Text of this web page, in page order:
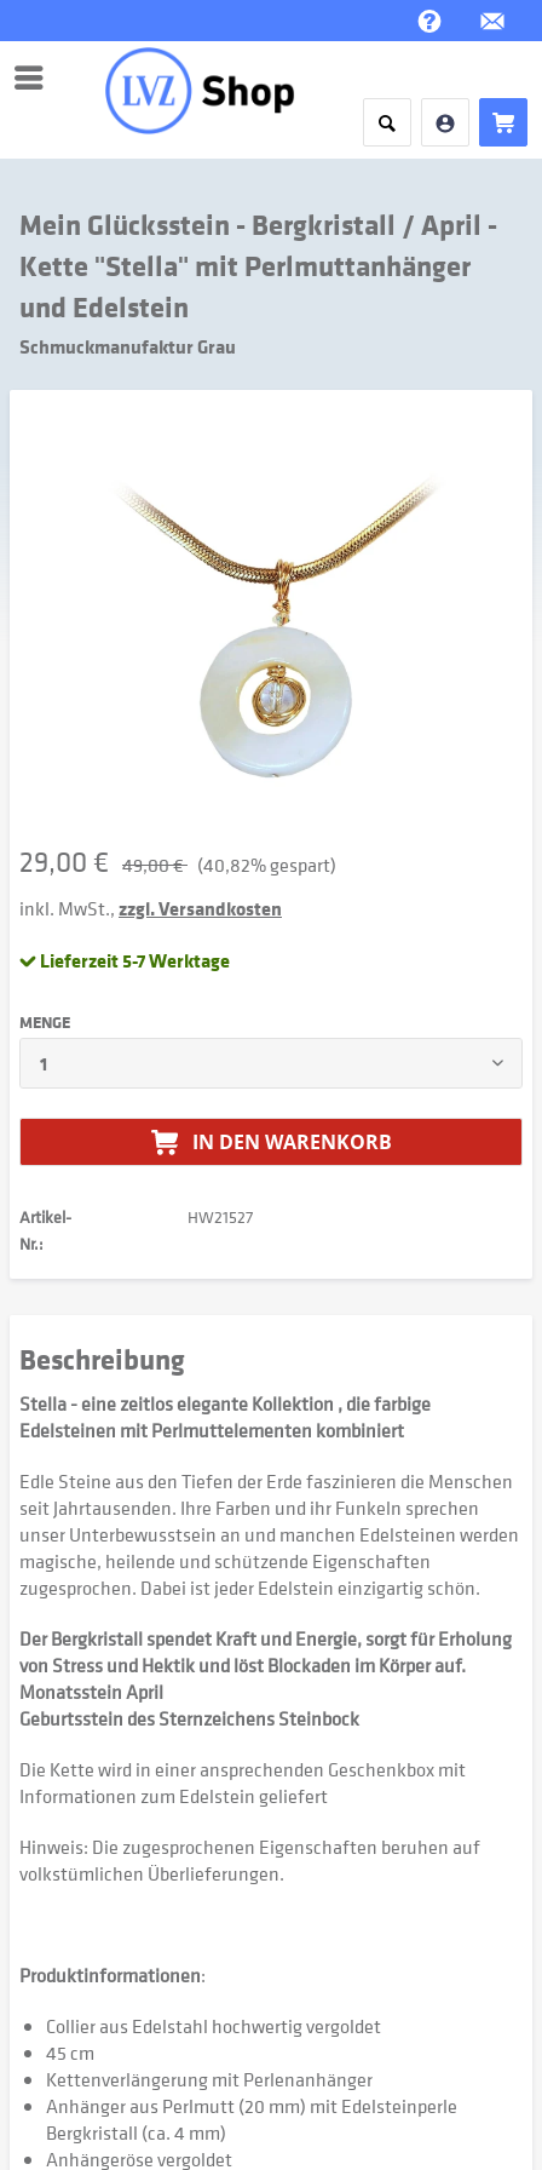
Menü
Mein Glücksstein - Bergkristall / April -
Kette "Stella" mit Perlmuttanhänger
und Edelstein
Schmuckmanufaktur Grau
29,00 € 49,00 € (40,82% gespart)
inkl. MwSt.,zzgl. Versandkosten
Lieferzeit 5-7 Werktage
MENGE
IN DEN WARENKORB
Artikel-
Nr.:
HW21527
Beschreibung
Stella - eine zeitlos elegante Kollektion , die farbige
Edelsteinen mit Perlmuttelementen kombiniert
Edle Steine aus den Tiefen der Erde faszinieren die Menschen
seit Jahrtausenden. Ihre Farben und ihr Funkeln sprechen
unser Unterbewusstsein an und manchen Edelsteinen werden
magische, heilende und schützende Eigenschaften
zugesprochen. Dabei ist jeder Edelstein einzigartig schön.
Der Bergkristall spendet Kraft und Energie, sorgt für Erholung
von Stress und Hektik und löst Blockaden im Körper auf.
Monatsstein April
Geburtsstein des Sternzeichens Steinbock
Die Kette wird in einer ansprechenden Geschenkbox mit
Informationen zum Edelstein geliefert
Hinweis: Die zugesprochenen Eigenschaften beruhen auf
volkstümlichen Überlieferungen.
Produktinformationen:
Collier aus Edelstahl hochwertig vergoldet
45 cm
Kettenverlängerung mit Perlenanhänger
Anhänger aus Perlmutt (20 mm) mit Edelsteinperle
Bergkristall (ca. 4 mm)
Anhängeröse vergoldet